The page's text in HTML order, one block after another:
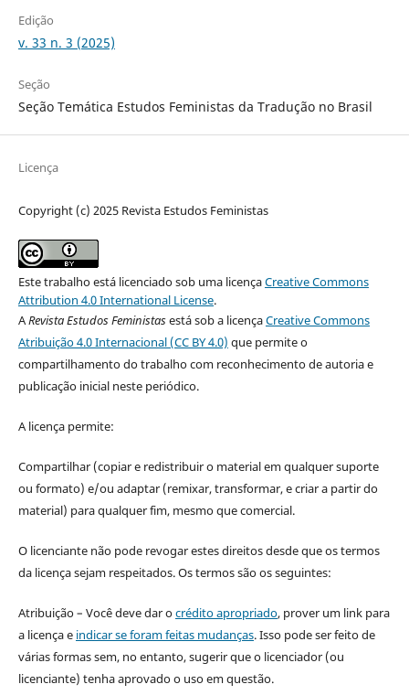
Edição
v. 33 n. 3 (2025)
Seção
Seção Temática Estudos Feministas da Tradução no Brasil
Licença
Copyright (c) 2025 Revista Estudos Feministas
Este trabalho está licenciado sob uma licençaCreative Commons
Attribution 4.0 International License.
ARevista Estudos Feministasestá sob a licençaCreative Commons
Atribuição 4.0 Internacional (CC BY 4.0) que permite o
compartilhamento do trabalho com reconhecimento de autoria e
publicação inicial neste periódico.
A licença permite:
Compartilhar (copiar e redistribuir o material em qualquer suporte
ou formato) e/ou adaptar (remixar, transformar, e criar a partir do
material) para qualquer fim, mesmo que comercial.
O licenciante não pode revogar estes direitos desde que os termos
da licença sejam respeitados. Os termos são os seguintes:
Atribuição – Você deve dar ocrédito apropriado, prover um link para
a licença e indicar se foram feitas mudanças. Isso pode ser feito de
várias formas sem, no entanto, sugerir que o licenciador (ou
licenciante) tenha aprovado o uso em questão.